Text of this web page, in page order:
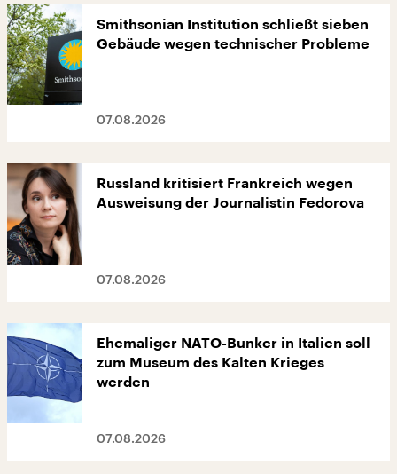
Smithsonian Institution schließt sieben
Gebäude wegen technischer Probleme
07.08.2026
Russland kritisiert Frankreich wegen
Ausweisung der Journalistin Fedorova
07.08.2026
Ehemaliger NATO-Bunker in Italien soll
zum Museum des Kalten Krieges
werden
07.08.2026